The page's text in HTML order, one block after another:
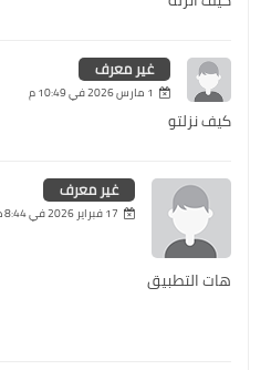
غير معرف
1 مارس 2026 في 10:49 م
كيف نزلتو
غير معرف
17 فبراير 2026 في 8:44 ص
هات التطبيق